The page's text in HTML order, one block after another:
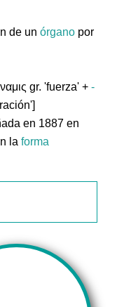
de unórgano por
gr. 'fuerza' +-
en 1887 en
laforma